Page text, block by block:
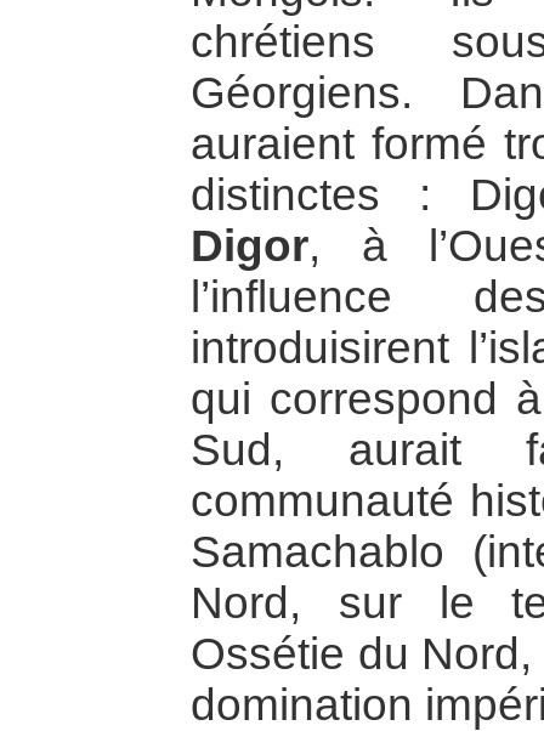
chrétiens
Géorgiens.
auraient formé
distinctes :
Digor, à
l’influence
introduisirent
qui correspond
Sud, aurait
communauté
Samachablo
Nord, sur le
Ossétie du
domination